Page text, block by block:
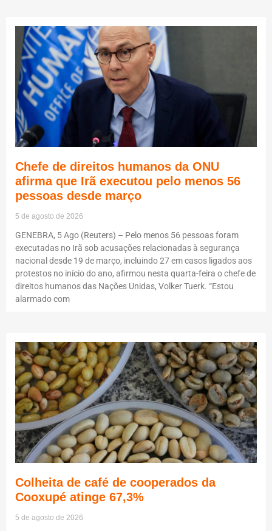
Chefe de direitos humanos da ONU
afirma que Irã executou pelo menos 56
pessoas desde março
5 de agosto de 2026
GENEBRA, 5 Ago (Reuters) – Pelo menos 56 pessoas foram
executadas no Irã sob acusações relacionadas à segurança
nacional desde 19 de março, incluindo 27 em casos ligados aos
protestos no início do ano, afirmou nesta quarta-feira o chefe de
direitos humanos das Nações Unidas, Volker Tuerk. “Estou
alarmado com
Colheita de café de cooperados da
Cooxupé atinge 67,3%
5 de agosto de 2026